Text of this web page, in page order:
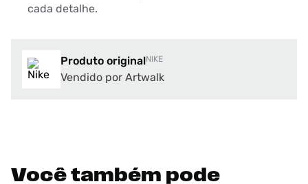
cada detalhe.
Produto originalNIKE
Vendido por Artwalk
Você também pode